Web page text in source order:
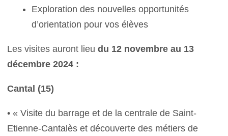
Exploration des nouvelles opportunités
d’orientation pour vos élèves
Les visites auront lieudu 12 novembre au 13
décembre 2024 :
Cantal (15)
• « Visite du barrage et de la centrale de Saint-
Etienne-Cantalès et découverte des métiers de